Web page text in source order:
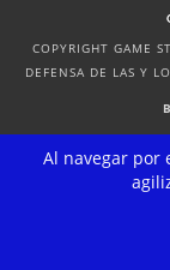
Al navegar por
COPYRIGHT GAME
DEFENSA DE LAS Y